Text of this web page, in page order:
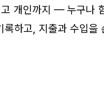
개인까지 — 누구나
록하고, 지출과 수입을